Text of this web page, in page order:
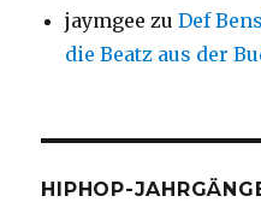
jaymgee zuDef
die Beatz aus der
HIPHOP-